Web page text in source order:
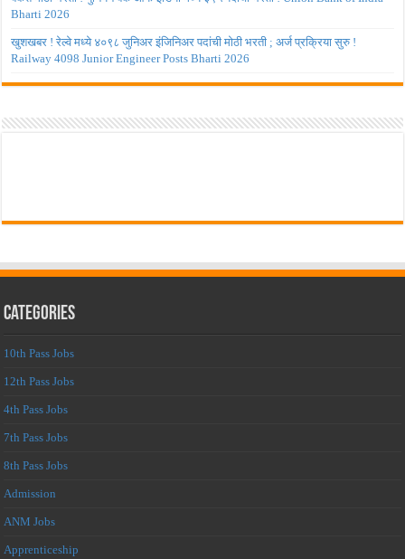
Bharti 2026
खुशखबर ! रेल्वे मध्ये ४०९८ जुनिअर इंजिनिअर पदांची मोठी भरती ; अर्ज प्रक्रिया सुरु !
Railway 4098 Junior Engineer Posts Bharti 2026
Categories
10th Pass Jobs
12th Pass Jobs
4th Pass Jobs
7th Pass Jobs
8th Pass Jobs
Admission
ANM Jobs
Apprenticeship